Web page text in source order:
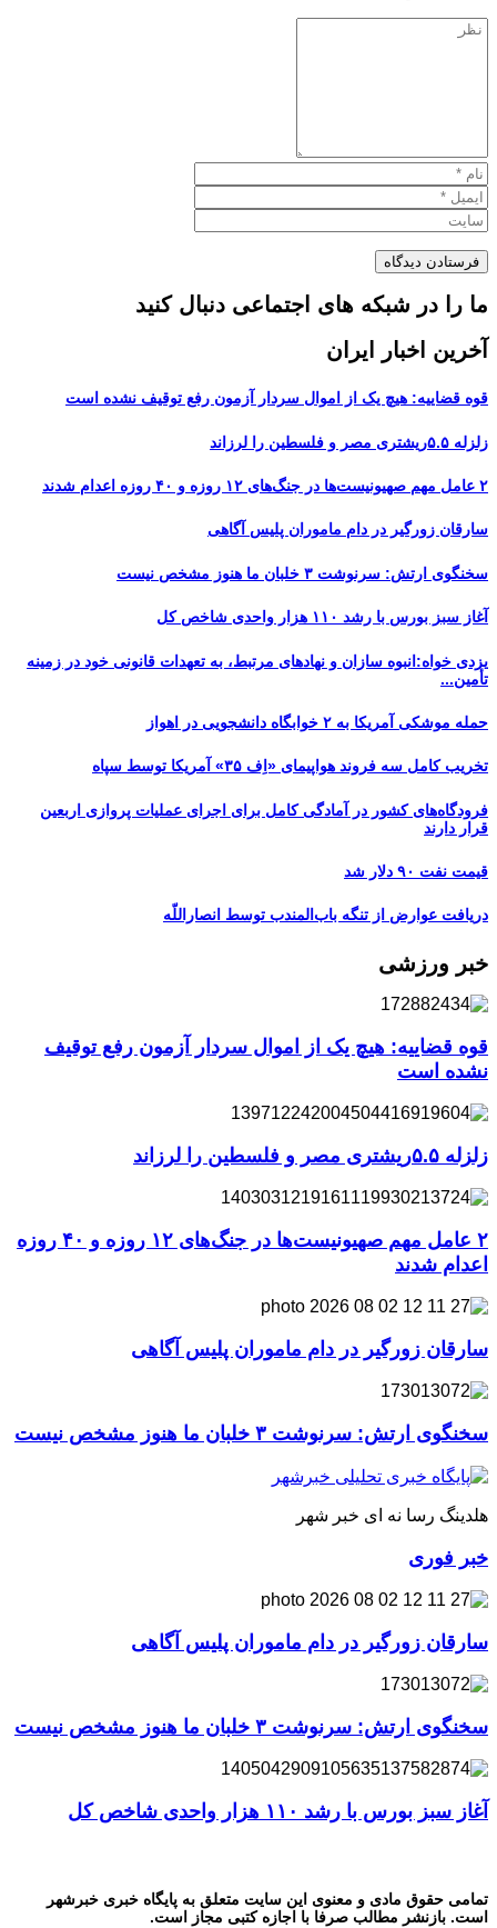
ما را در شبکه های اجتماعی دنبال کنید
آخرین اخبار ایران
قوه قضاییه: هیچ یک از اموال سردار آزمون رفع توقیف نشده است
زلزله ۵.۵ریشتری مصر و فلسطین را لرزاند
۲ عامل مهم صهیونیست‌ها در جنگ‌های ۱۲ روزه و ۴۰ روزه اعدام شدند
سارقان زورگیر در دام ماموران پلیس آگاهی
سخنگوی ارتش: سرنوشت ۳ خلبان ما هنوز مشخص نیست
آغاز سبز بورس با رشد ۱۱۰ هزار واحدی شاخص کل
یزدی خواه:انبوه سازان و نهادهای مرتبط، به تعهدات قانونی خود در زمینه
تأمین...
حمله موشکی آمریکا به ۲ خوابگاه دانشجویی در اهواز
تخریب کامل سه فروند هواپیمای «اِف ۳۵» آمریکا توسط سپاه
فرودگاه‌های کشور در آمادگی کامل برای اجرای عملیات پروازی اربعین
قرار دارند
قیمت نفت ۹۰ دلار شد
دریافت عوارض از تنگه باب‌المندب توسط انصاراللّه
خبر ورزشی
قوه قضاییه: هیچ یک از اموال سردار آزمون رفع توقیف
نشده است
زلزله ۵.۵ریشتری مصر و فلسطین را لرزاند
۲ عامل مهم صهیونیست‌ها در جنگ‌های ۱۲ روزه و ۴۰ روزه
اعدام شدند
سارقان زورگیر در دام ماموران پلیس آگاهی
سخنگوی ارتش: سرنوشت ۳ خلبان ما هنوز مشخص نیست
هلدینگ رسا نه ای خبر شهر
خبر فوری
سارقان زورگیر در دام ماموران پلیس آگاهی
سخنگوی ارتش: سرنوشت ۳ خلبان ما هنوز مشخص نیست
آغاز سبز بورس با رشد ۱۱۰ هزار واحدی شاخص کل
تمامی حقوق مادی و معنوی این سایت متعلق به پایگاه خبری خبرشهر
است. بازنشر مطالب صرفا با اجازه کتبی مجاز است.